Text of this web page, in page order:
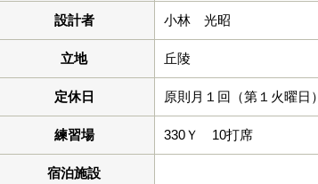
設計者 小林 光昭
立地 丘陵
定休日 原則月１回（第１火曜日）
練習場 330Ｙ 10打席
宿泊施設